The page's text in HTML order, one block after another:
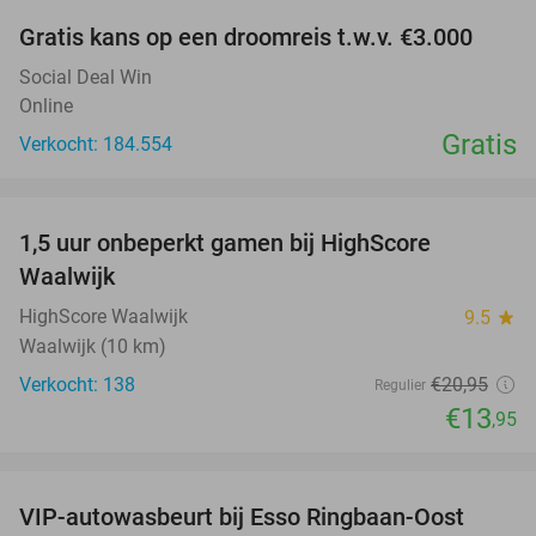
Gratis kans op een droomreis t.w.v. €3.000
Social Deal Win
Online
Verkocht: 184.554
Gratis
1,5 uur onbeperkt gamen bij HighScore
Waalwijk
HighScore Waalwijk 9.5 star
Waalwijk (10 km)
Verkocht: 138
Regulier €20,95
€13,95
42%
VIP-autowasbeurt bij Esso Ringbaan-Oost